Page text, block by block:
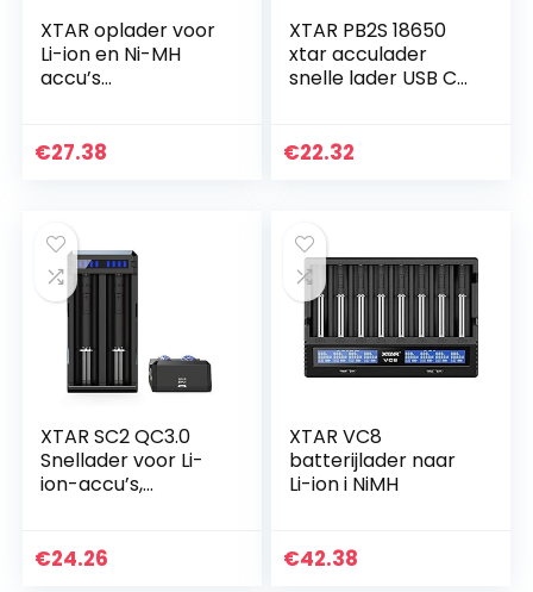
XTAR oplader voor
Li-ion en Ni-MH
accu’s
van diepontladen
€27.38
XTAR PB2S 18650
xtar acculader
snelle lader USB C
20700 21700 lader
€22.32
XTAR SC2 QC3.0
Snellader voor Li-
ion-accu’s,
18700, 20700, 21700,
€24.26
XTAR VC8
batterijlader naar
Li-ion i NiMH
€42.38